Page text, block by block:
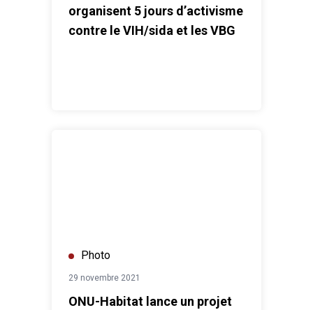
organisent 5 jours d’activisme
contre le VIH/sida et les VBG
Photo
29 novembre 2021
ONU-Habitat lance un projet